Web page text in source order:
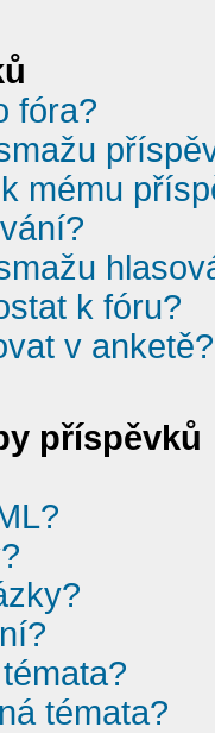
fóra?
mému
k fóru?
v anketě?
příspěvků
témata?